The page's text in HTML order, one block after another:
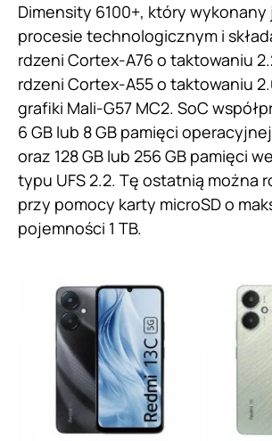
Dimensity 6100+, który wykonany
procesie technologicznym i
rdzeni Cortex-A76 o taktowaniu
rdzeni Cortex-A55 o taktowaniu
grafiki Mali-G57 MC2. SoC
6 GB lub 8 GB pamięci operacyjnej
oraz 128 GB lub 256 GB pamięci
typu UFS 2.2. Tę ostatnią można
przy pomocy karty microSD o
pojemności 1 TB.